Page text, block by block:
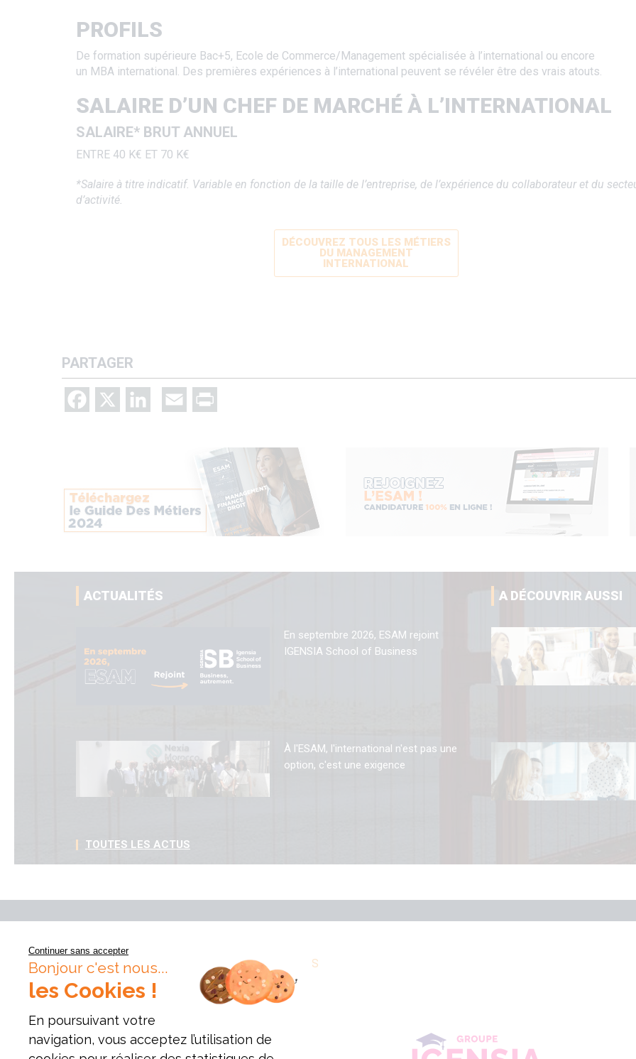
PROFILS
De formation supérieure Bac+5, Ecole de Commerce/Management spécialisée à l’international ou encore
un MBA international. Des premières expériences à l’international peuvent se révéler être des vrais atouts.
SALAIRE D’UN CHEF DE MARCHÉ À L’INTERNATIONAL
SALAIRE* BRUT ANNUEL
ENTRE 40 K€ ET 70 K€
*Salaire à titre indicatif. Variable en fonction de la taille de l’entreprise, de l’expérience du collaborateur et du
d’activité.
DÉCOUVREZ TOUS LES MÉTIERS
DU MANAGEMENT
INTERNATIONAL
PARTAGER
Facebook LinkedIn Email
ACTUALITÉS
En septembre 2026, ESAM rejoint
IGENSIA School of Business
À l'ESAM, l'international n'est pas une
option, c'est une exigence
TOUTES LES ACTUS
A DÉCOUVRIR AUSSI
VOS QUESTIONS PRESSE PUBLICATIONS
Continuer sans accepter
Bonjour c'est nous...
les Cookies !
En poursuivant votre
navigation, vous acceptez l’utilisation de